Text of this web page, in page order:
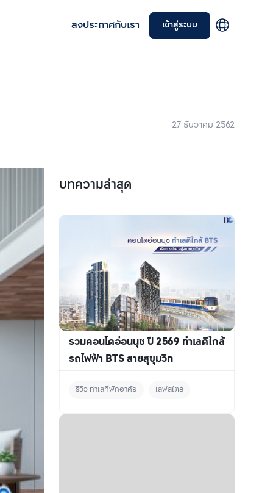
ลงประกาศกับเรา เข้าสู่ระบบ
27 ธันวาคม 2562
บทความล่าสุด
รวมคอนโดอ่อนนุช ปี 2569 ทำเลดีใกล้
รถไฟฟ้า BTS สายสุขุมวิท
รีวิว ทำเลที่พักอาศัย ไลฟ์สไตล์